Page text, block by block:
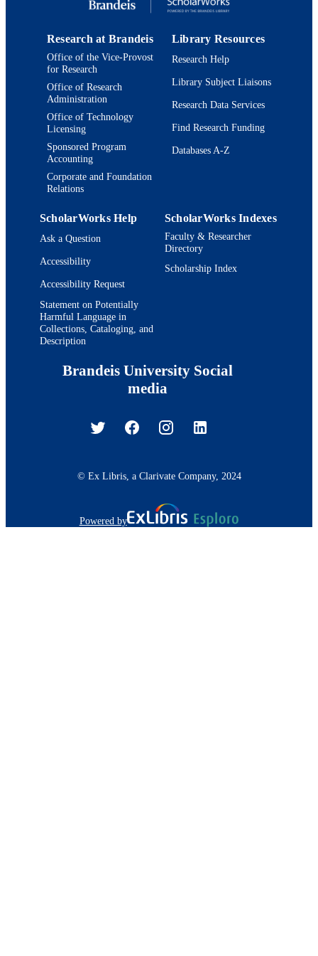
Research at Brandeis
Office of the Vice-Provost
for Research
Office of Research
Administration
Office of Technology
Licensing
Sponsored Program
Accounting
Corporate and Foundation
Relations
Library Resources
Research Help
Library Subject Liaisons
Research Data Services
Find Research Funding
Databases A-Z
ScholarWorks Help
Ask a Question
Accessibility
Accessibility Request
Statement on Potentially
Harmful Language in
Collections, Cataloging, and
Description
ScholarWorks Indexes
Faculty & Researcher
Directory
Scholarship Index
Brandeis University Social
media
© Ex Libris, a Clarivate Company, 2024
Powered by